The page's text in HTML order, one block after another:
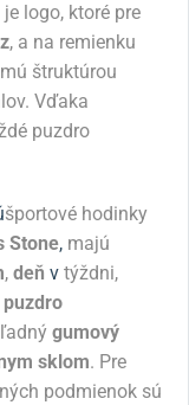
logo, ktoré pre
, a na remienku
štruktúrou
Vďaka
puzdro
športové hodinky
Stone, majú
, deň v týždni,
puzdro
gumový
sklom. Pre
podmienok sú